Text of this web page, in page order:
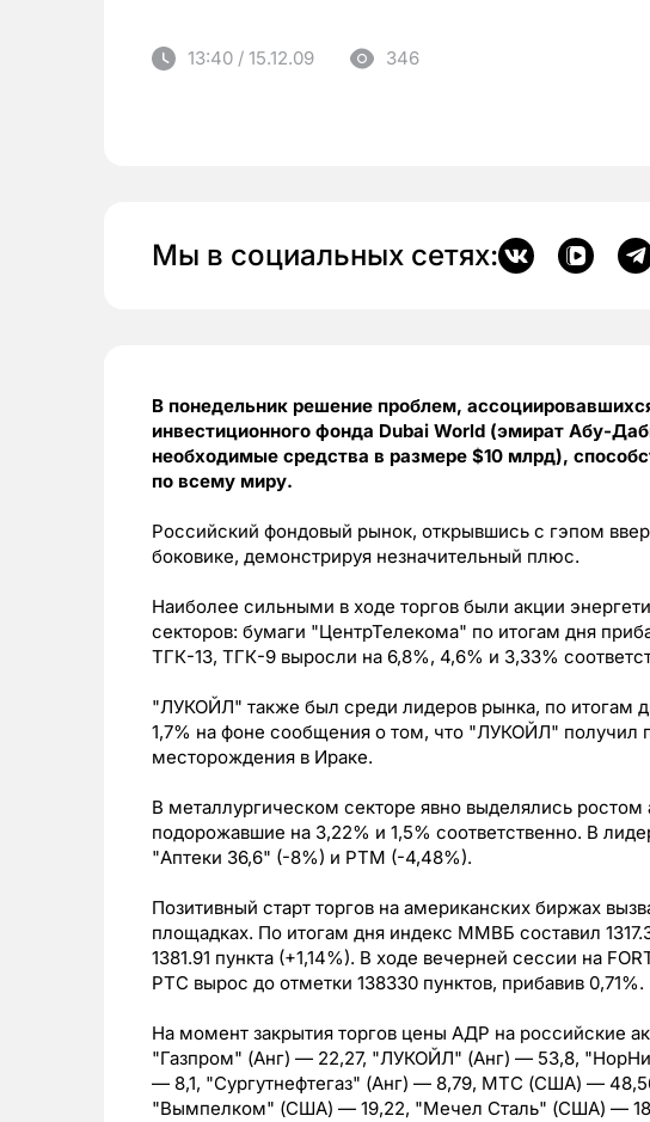
13:40 / 15.12.09 346
Мы в социальных сетях:
В понедельник решение проблем,
инвестиционного фонда Dubai World (эмират Абу-
необходимые средства в размере $10 млрд),
по всему миру.
Российский фондовый рынок, открывшись с гэпом
боковике, демонстрируя незначительный плюс.
Наиболее сильными в ходе торгов были акции
секторов: бумаги "ЦентрТелекома" по итогам дня
ТГК-13, ТГК-9 выросли на 6,8%, 4,6% и 3,33%
"ЛУКОЙЛ" также был среди лидеров рынка, по итогам
1,7% на фоне сообщения о том, что "ЛУКОЙЛ" получил
месторождения в Ираке.
В металлургическом секторе явно выделялись
подорожавшие на 3,22% и 1,5% соответственно. В
"Аптеки 36,6" (-8%) и РТМ (-4,48%).
Позитивный старт торгов на американских биржах
площадках. По итогам дня индекс ММВБ составил
1381.91 пункта (+1,14%). В ходе вечерней сессии на
РТС вырос до отметки 138330 пунктов, прибавив 0,71%.
На момент закрытия торгов цены АДР на российские
"Газпром" (Анг) — 22,27, "ЛУКОЙЛ" (Анг) — 53,8,
— 8,1, "Сургутнефтегаз" (Анг) — 8,79, МТС (США) —
"Вымпелком" (США) — 19,22, "Мечел Сталь" (США) —